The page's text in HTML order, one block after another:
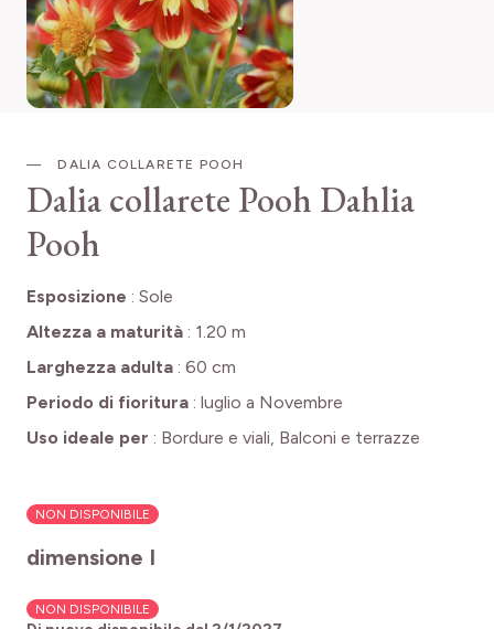
DALIA COLLARETE POOH
Dalia collarete Pooh Dahlia
Pooh
Esposizione : Sole
Altezza a maturità : 1.20 m
Larghezza adulta : 60 cm
Periodo di fioritura : luglio a Novembre
Uso ideale per : Bordure e viali, Balconi e terrazze
NON DISPONIBILE
dimensione I
NON DISPONIBILE